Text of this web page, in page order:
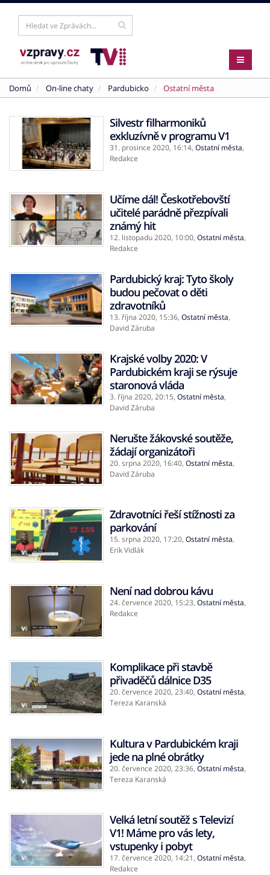
Domů On-line chaty Pardubicko Ostatní města
Silvestr filharmoniků
exkluzívně v programu V1
31. prosince 2020, 16:14, Ostatní města,
Redakce
Učíme dál! Českotřebovští
učitelé parádně přezpívali
známý hit
12. listopadu 2020, 10:00, Ostatní města,
Redakce
Pardubický kraj: Tyto školy
budou pečovat o děti
zdravotníků
13. října 2020, 15:36, Ostatní města,
David Záruba
Krajské volby 2020: V
Pardubickém kraji se rýsuje
staronová vláda
3. října 2020, 20:15, Ostatní města,
David Záruba
Nerušte žákovské soutěže,
žádají organizátoři
20. srpna 2020, 16:40, Ostatní města,
David Záruba
Zdravotníci řeší stížnosti za
parkování
15. srpna 2020, 17:20, Ostatní města,
Erik Vidlák
Není nad dobrou kávu
24. července 2020, 15:23, Ostatní města,
Redakce
Komplikace při stavbě
přivaděčů dálnice D35
20. července 2020, 23:40, Ostatní města,
Tereza Karanská
Kultura v Pardubickém kraji
jede na plné obrátky
20. července 2020, 23:36, Ostatní města,
Tereza Karanská
Velká letní soutěž s Televizí
V1! Máme pro vás lety,
vstupenky i pobyt
17. července 2020, 14:21, Ostatní města,
Redakce